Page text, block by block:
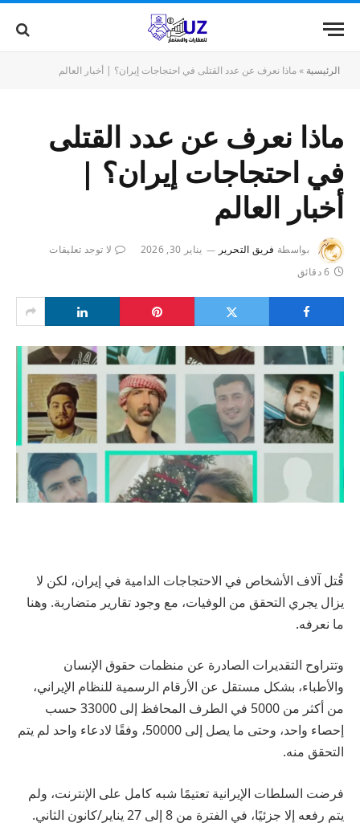
الرئيسية »ماذا نعرف عن عدد القتلى في احتجاجات إيران؟ | أخبار العالم
ماذا نعرف عن عدد القتلى
في احتجاجات إيران؟ |
أخبار العالم
بواسطة فريق التحرير يناير 30, 2026
لا توجد تعليقات
6 دقائق
قُتل آلاف الأشخاص في الاحتجاجات الدامية في إيران، لكن لا
يزال يجري التحقق من الوفيات، مع وجود تقارير متضاربة. وهنا
ما نعرفه.
وتتراوح التقديرات الصادرة عن منظمات حقوق الإنسان
والأطباء، بشكل مستقل عن الأرقام الرسمية للنظام الإيراني،
من أكثر من 5000 في الطرف المحافظ إلى 33000 حسب
إحصاء واحد، وحتى ما يصل إلى 50000، وفقًا لادعاء واحد لم يتم
التحقق منه.
فرضت السلطات الإيرانية تعتيمًا شبه كامل على الإنترنت، ولم
يتم رفعه إلا جزئيًا، في الفترة من 8 إلى 27 يناير/كانون الثاني.